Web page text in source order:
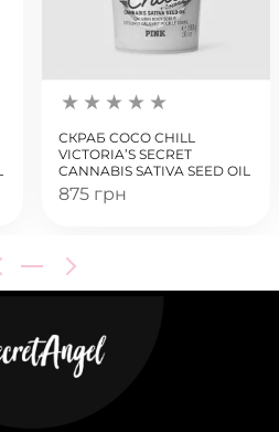
СКРАБ COCO CHILL
VICTORIA’S SECRET
CANNABIS SATIVA SEED OIL
875 грн